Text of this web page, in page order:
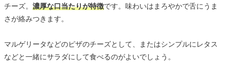
チーズ。 濃厚な口当たりが特徴です。味わいはまろやかで舌にうま
さが絡みつきます。
マルゲリータなどのピザのチーズとして、またはシンプルにレタス
などと一緒にサラダにして食べるのがよいでしょう。